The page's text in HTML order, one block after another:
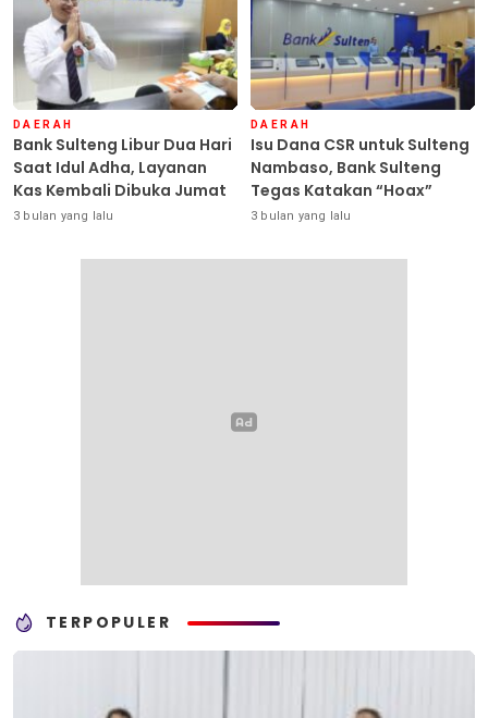
DAERAH
Bank Sulteng Libur Dua Hari
Saat Idul Adha, Layanan
Kas Kembali Dibuka Jumat
3 bulan yang lalu
DAERAH
Isu Dana CSR untuk Sulteng
Nambaso, Bank Sulteng
Tegas Katakan “Hoax”
3 bulan yang lalu
TERPOPULER